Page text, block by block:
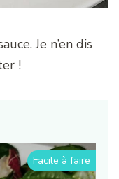
Je n’en dis
!
Facile à faire